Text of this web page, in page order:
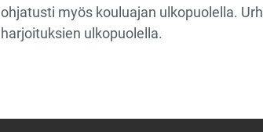
ohjatusti myös kouluajan ulkopuolella.
harjoituksien ulkopuolella.